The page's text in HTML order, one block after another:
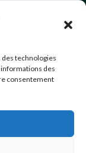
technologies
des
consentement